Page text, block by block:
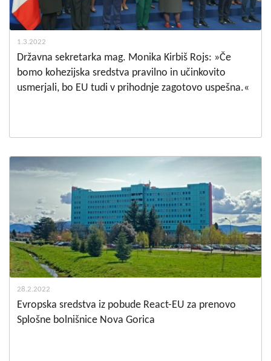
1.3.2022
Državna sekretarka mag. Monika Kirbiš Rojs: »Če
bomo kohezijska sredstva pravilno in učinkovito
usmerjali, bo EU tudi v prihodnje zagotovo uspešna.«
28.2.2022
Evropska sredstva iz pobude React-EU za prenovo
Splošne bolnišnice Nova Gorica